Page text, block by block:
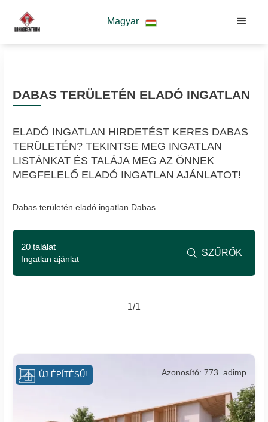
Magyar
DABAS TERÜLETÉN ELADÓ INGATLAN
ELADÓ INGATLAN HIRDETÉST KERES DABAS
TERÜLETÉN? TEKINTSE MEG INGATLAN
LISTÁNKAT ÉS TALÁJA MEG AZ ÖNNEK
MEGFELELŐ ELADÓ INGATLAN AJÁNLATOT!
Dabas területén eladó ingatlan Dabas
1/1
Azonosító: 773_adimp
ÚJ ÉPÍTÉSŰ!
20 találat
Ingatlan ajánlat
 SZŰRŐK